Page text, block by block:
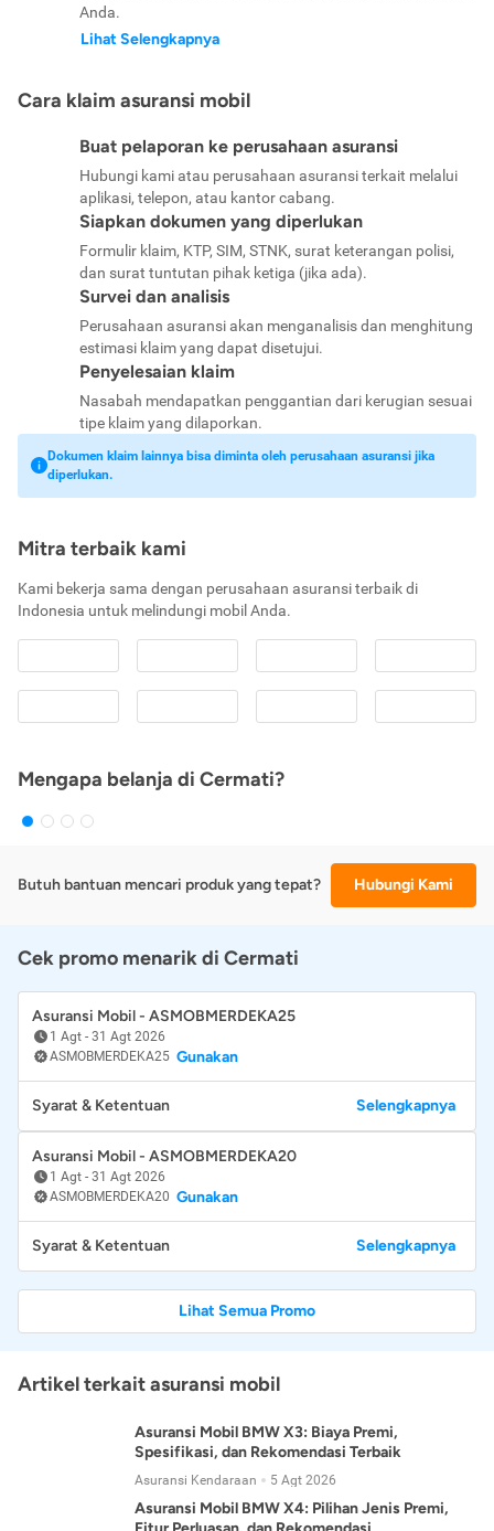
Anda.
Lihat Selengkapnya
Cara klaim asuransi mobil
Buat pelaporan ke perusahaan asuransi
Hubungi kami atau perusahaan asuransi terkait melalui
aplikasi, telepon, atau kantor cabang.
Siapkan dokumen yang diperlukan
Formulir klaim, KTP, SIM, STNK, surat keterangan polisi,
dan surat tuntutan pihak ketiga (jika ada).
Survei dan analisis
Perusahaan asuransi akan menganalisis dan menghitung
estimasi klaim yang dapat disetujui.
Penyelesaian klaim
Nasabah mendapatkan penggantian dari kerugian sesuai
tipe klaim yang dilaporkan.
Dokumen klaim lainnya bisa diminta oleh perusahaan asuransi jika
diperlukan.
Mitra terbaik kami
Kami bekerja sama dengan perusahaan asuransi terbaik di
Indonesia untuk melindungi mobil Anda.
Mengapa belanja di Cermati?
Butuh bantuan mencari produk yang tepat? Hubungi Kami
Cek promo menarik di Cermati
Asuransi Mobil - ASMOBMERDEKA25
1 Agt - 31 Agt 2026
ASMOBMERDEKA25 Gunakan
Syarat & Ketentuan Selengkapnya
Asuransi Mobil - ASMOBMERDEKA20
1 Agt - 31 Agt 2026
ASMOBMERDEKA20 Gunakan
Syarat & Ketentuan Selengkapnya
Lihat Semua Promo
Artikel terkait asuransi mobil
Asuransi Mobil BMW X3: Biaya Premi,
Spesifikasi, dan Rekomendasi Terbaik
Asuransi Kendaraan 5 Agt 2026
Asuransi Mobil BMW X4: Pilihan Jenis Premi,